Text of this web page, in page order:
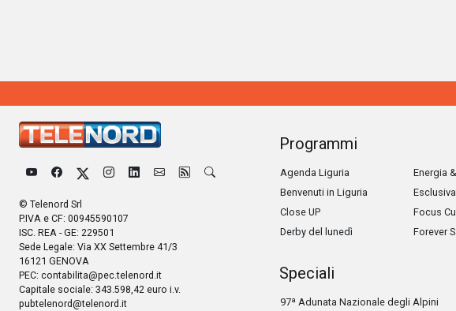
© Telenord Srl
P.IVA e CF: 00945590107
ISC. REA - GE: 229501
Sede Legale: Via XX Settembre 41/3
16121 GENOVA
PEC: contabilita@pec.telenord.it
Capitale sociale: 343.598,42 euro i.v.
pubtelenord@telenord.it
Programmi
Agenda Liguria
Benvenuti in Liguria
Close UP
Derby del lunedì
Energia
Esclusiva
Focus
Forever
Speciali
97ª Adunata Nazionale degli Alpini